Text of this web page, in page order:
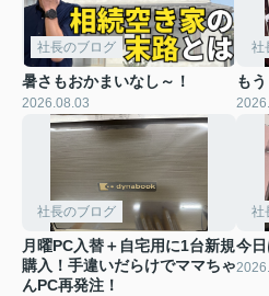
社長のブログ
暑さもおかまいなし～！
2026.08.03
社
も
社長のブログ
月曜PC入替＋自宅用に1台新規
購入！手違いだらけでママちゃ
んPC再発注！
社
今日